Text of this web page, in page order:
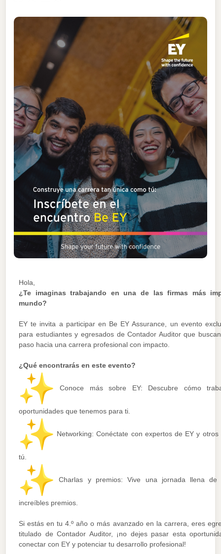
Hola,
¿Te imaginas trabajando en una de las firmas más
mundo?
EY te invita a participar en Be EY Assurance, un evento
para estudiantes y egresados de Contador Auditor que
paso hacia una carrera profesional con impacto.
¿Qué encontrarás en este evento?
Conoce más sobre EY: Descubre cómo
oportunidades que tenemos para ti.
Networking: Conéctate con expertos de EY y otros
tú.
Charlas y premios: Vive una jornada llena de
increíbles premios.
Si estás en tu 4.º año o más avanzado en la carrera, eres
titulado de Contador Auditor, ¡no dejes pasar esta
conectar con EY y potenciar tu desarrollo profesional!